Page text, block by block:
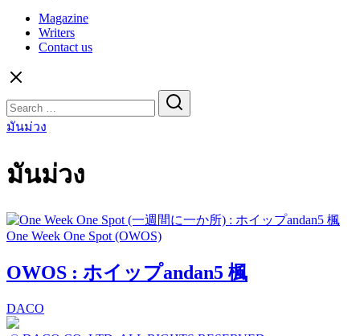
Magazine
Writers
Contact us
for:
มันม่วง
มันม่วง
One Week One Spot (OWOS)
OWOS : ホイップandan5 楓
DACO